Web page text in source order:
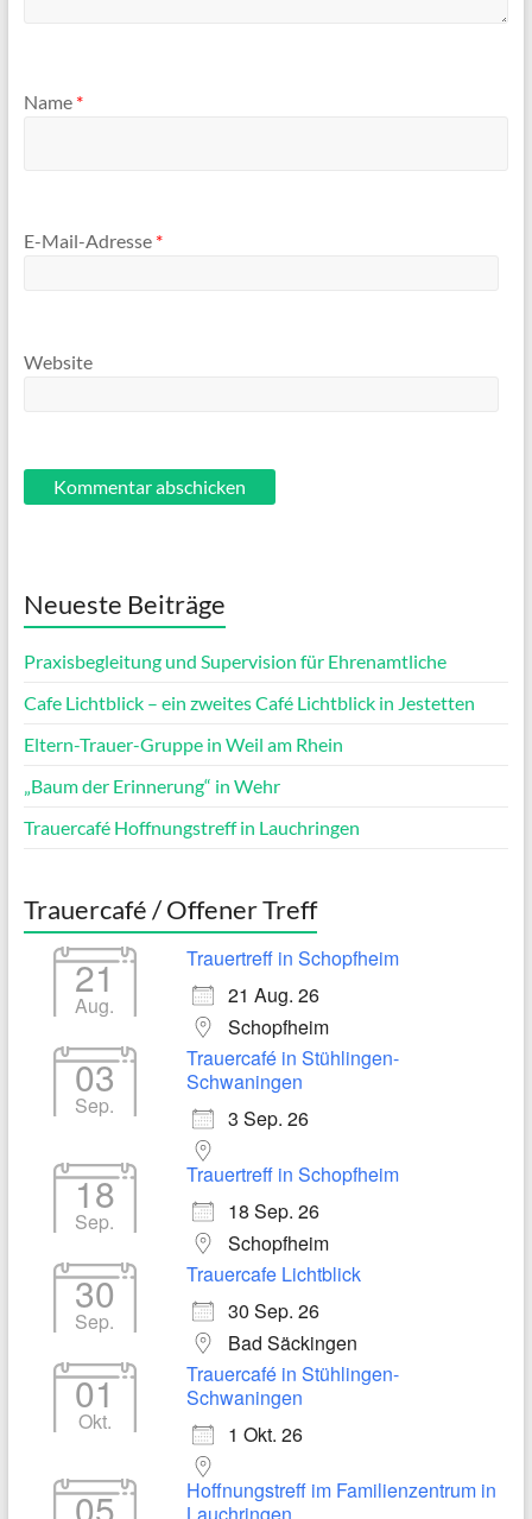
Name *
E-Mail-Adresse *
Website
Neueste Beiträge
Praxisbegleitung und Supervision für Ehrenamtliche
Cafe Lichtblick – ein zweites Café Lichtblick in Jestetten
Eltern-Trauer-Gruppe in Weil am Rhein
„Baum der Erinnerung“ in Wehr
Trauercafé Hoffnungstreff in Lauchringen
Trauercafé / Offener Treff
21
Aug.
Trauertreff in Schopfheim
21 Aug. 26
Schopfheim
03
Sep.
Trauercafé in Stühlingen-
Schwaningen
3 Sep. 26
18
Sep.
Trauertreff in Schopfheim
18 Sep. 26
Schopfheim
30
Sep.
Trauercafe Lichtblick
30 Sep. 26
Bad Säckingen
01
Okt.
Trauercafé in Stühlingen-
Schwaningen
1 Okt. 26
05
Hoffnungstreff im Familienzentrum in